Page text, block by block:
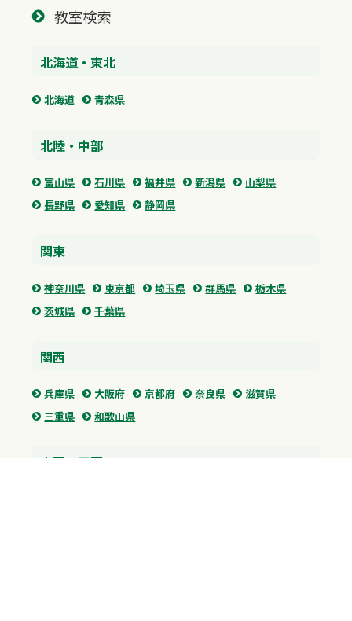
教室検索
北海道・東北
北海道 青森県
北陸・中部
富山県 石川県 福井県 新潟県
山梨県
長野県
愛知県 静岡県
関東
神奈川県 東京都 埼玉県 群馬県
栃木県
茨城県
千葉県
関西
兵庫県 大阪府 京都府 奈良県
滋賀県
三重県
和歌山県
中国・四国